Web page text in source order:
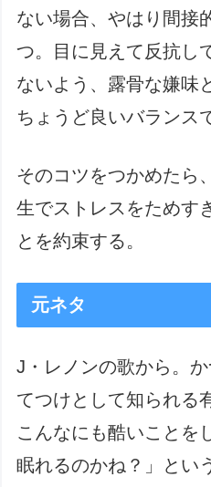
ない場合、やはり間接
つ。目に見えて反抗し
ないよう、露骨な嫌味
ちょうど良いバランス
そのコツをつかめたら
生でストレスをためす
とを約束する。
元ネタ
J・レノンの歌から。
てつけとして知られる
こんなにも酷いことを
眠れるのかね？」とい